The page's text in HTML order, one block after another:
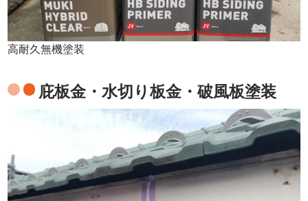
高耐久無機塗装
庇板金・水切り板金・破風板塗装